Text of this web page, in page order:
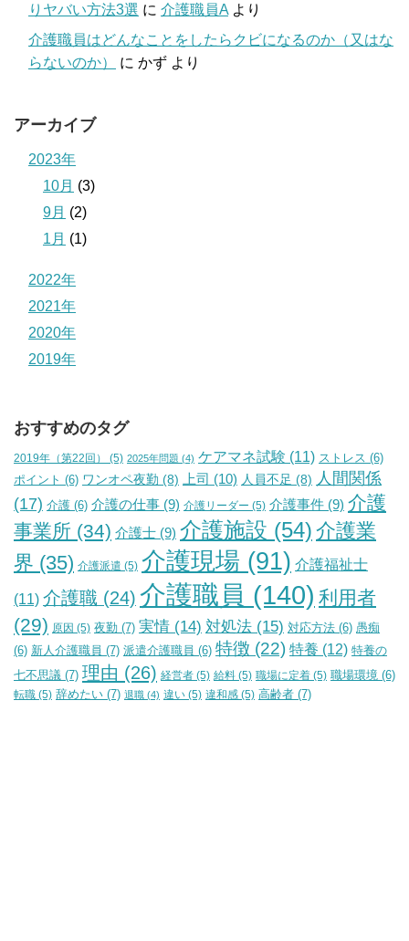
りヤバい方法3選 に 介護職員A より
介護職員はどんなことをしたらクビになるのか（又はな
らないのか）
に かず より
アーカイブ
2023年
10月 (3)
9月 (2)
1月 (1)
2022年
2021年
2020年
2019年
おすすめのタグ
2019年（第22回） (5) 2025年問題 (4) ケアマネ試験 (11) ストレス (6)
ポイント (6) ワンオペ夜勤 (8) 上司 (10) 人員不足 (8) 人間関係
(17) 介護 (6) 介護の仕事 (9) 介護リーダー (5) 介護事件 (9) 介護
事業所 (34) 介護士 (9) 介護施設 (54) 介護業
界 (35) 介護派遣 (5) 介護現場 (91) 介護福祉士
(11) 介護職 (24) 介護職員 (140) 利用者
(29) 原因 (5) 夜勤 (7) 実情 (14) 対処法 (15) 対応方法 (6) 愚痴
(6) 新人介護職員 (7) 派遣介護職員 (6) 特徴 (22) 特養 (12) 特養の
七不思議 (7) 理由 (26) 経営者 (5) 給料 (5) 職場に定着 (5) 職場環境 (6)
転職 (5) 辞めたい (7) 退職 (4) 違い (5) 違和感 (5) 高齢者 (7)